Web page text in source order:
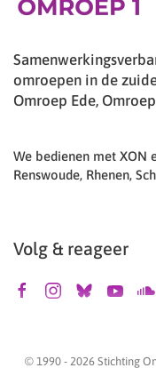
omroepen in de
Omroep Ede,
We bedienen met XON
Renswoude, Rhenen,
Volg & reageer
© 1990 - 2026 Stichting